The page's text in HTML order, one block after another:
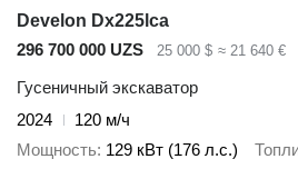
Develon Dx225lca
296 700 000 UZS
25 000 $ ≈ 21 640 €
Гусеничный экскаватор
2024
120 м/ч
Мощность 129 кВт (176 л.с.)